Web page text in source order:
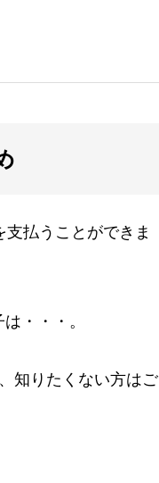
払うことができま
・・・。
知りたくない方はご